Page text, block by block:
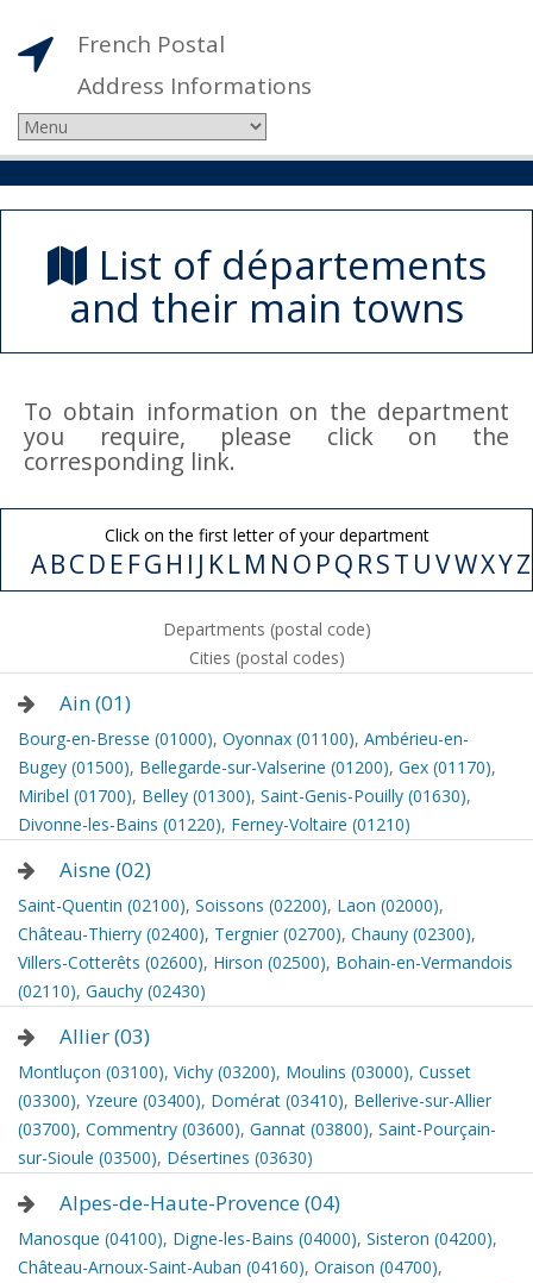
French Postal
Address Informations
List of départements
and their main towns
To obtain information on the department
you require, please click on the
corresponding link.
Click on the first letter of your department
ABCD E FG H I J KLM N O PQ RST UVWXYZ
Departments (postal code)
Cities (postal codes)
Ain (01)
Bourg-en-Bresse (01000), Oyonnax (01100), Ambérieu-en-
Bugey (01500), Bellegarde-sur-Valserine (01200), Gex (01170),
Miribel (01700), Belley (01300), Saint-Genis-Pouilly (01630),
Divonne-les-Bains (01220), Ferney-Voltaire (01210)
Aisne (02)
Saint-Quentin (02100), Soissons (02200), Laon (02000),
Château-Thierry (02400), Tergnier (02700), Chauny (02300),
Villers-Cotterêts (02600), Hirson (02500), Bohain-en-Vermandois
(02110), Gauchy (02430)
Allier (03)
Montluçon (03100), Vichy (03200), Moulins (03000), Cusset
(03300), Yzeure (03400), Domérat (03410), Bellerive-sur-Allier
(03700), Commentry (03600), Gannat (03800), Saint-Pourçain-
sur-Sioule (03500), Désertines (03630)
Alpes-de-Haute-Provence (04)
Manosque (04100), Digne-les-Bains (04000), Sisteron (04200),
Château-Arnoux-Saint-Auban (04160), Oraison (04700),